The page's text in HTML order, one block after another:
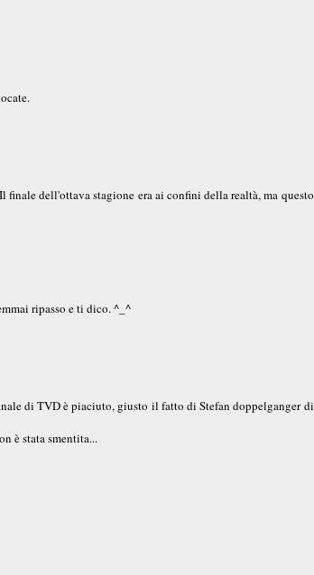
finale dell'ottava stagione era ai confini della realtà, ma questo
ripasso e ti dico. ^_^
di TVD è piaciuto, giusto il fatto di Stefan doppelganger di
è stata smentita...